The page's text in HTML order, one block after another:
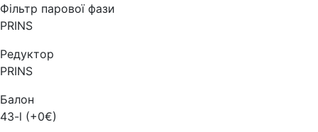
Фільтр парової фази
PRINS
Редуктор
PRINS
Балон
43-l (+0€)